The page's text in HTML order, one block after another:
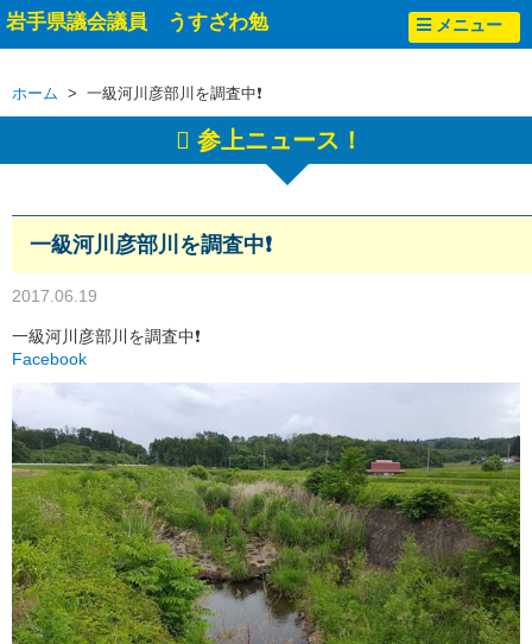
岩手県議会議員 うすざわ勉 メニュー
ホーム > 一級河川彦部川を調査中❗
参上ニュース！
一級河川彦部川を調査中❗
2017.06.19
一級河川彦部川を調査中❗
Facebook